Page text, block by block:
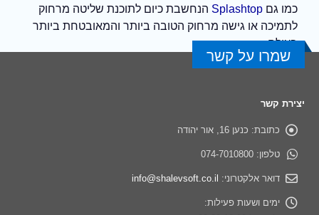
כמו גם Splashtop הנחשבת כיום לתוכנת שליטה מרחוק
לתמיכה או גישה מרחוק הטובה ביותר והמאובטחת ביותר
בעולם.
שמרו על קשר
יצירת קשר
כתובת: כנען 16, אור יהודה
טלפון: 074-7010800
דואר אלקטרוני: info@shalevsoft.co.il
ימים ושעות פעילות: